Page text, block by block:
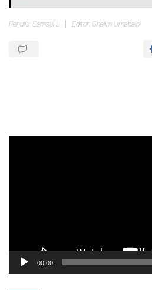
Penulis: Samsul L Editor: Ghalim Umabaihi
00:00